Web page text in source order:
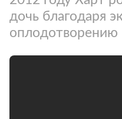
дочь благодаря
оплодотворению